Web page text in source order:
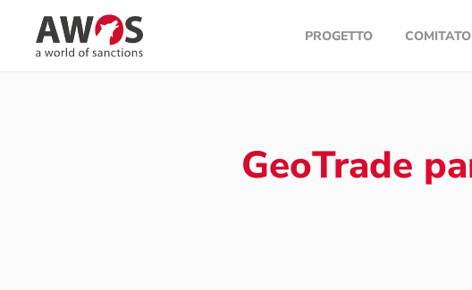
Skip to main content
PROGETTO
GeoTrade